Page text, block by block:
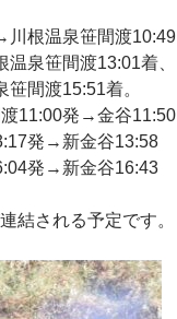
川根温泉笹間渡10:49
泉笹間渡13:01着、
間渡15:51着。
渡11:00発→金谷11:50
発→新金谷13:58
発→新金谷16:43
結される予定です。